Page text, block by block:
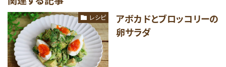
レシピ
アボカドとブロッコリーの
卵サラダ